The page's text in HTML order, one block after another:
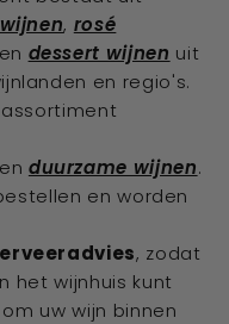
, rosé
en dessert wijnen uit
en regio's.
en duurzame wijnen.
en worden
, zodat
het wijnhuis kunt
uw wijn binnen